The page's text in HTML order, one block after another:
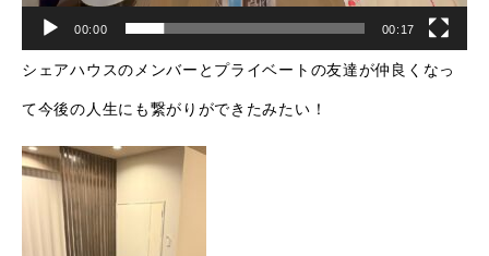
00:00 00:17
シェアハウスのメンバーとプライベートの友達が仲良くなっ
て今後の人生にも繋がりができたみたい！